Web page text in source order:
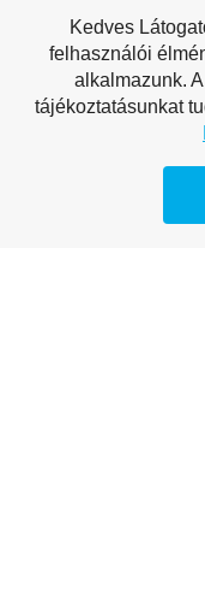
Kedves
felhasználói
alkalmazunk.
tájékoztatásunkat